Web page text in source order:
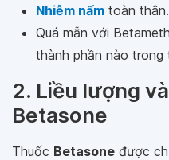
Nhiễm nấm toàn thân.
Quá mẫn với
thành phần nào trong
2. Liều lượng
Betasone
Thuốc Betasone được